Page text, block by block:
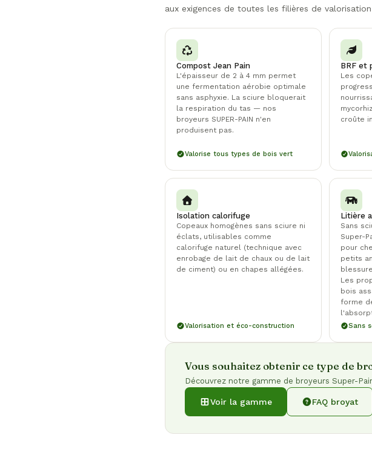
aux exigences de toutes les filières de
Compost Jean Pain
L'épaisseur de 2 à 4 mm permet
une fermentation aérobie optimale
sans asphyxie. La sciure bloquerait
la respiration du tas — nos
broyeurs SUPER-PAIN n'en
produisent pas.
Valorise tous types de bois vert
BRF et
Les
croûte
Isolation calorifuge
Copeaux homogènes sans sciure ni
éclats, utilisables comme
calorifuge naturel (technique avec
enrobage de lait de chaux ou de lait
de ciment) ou en chapes allégées.
Valorisation et éco-construction
Litière
Sans
Super-
pour
petits
Les
bois
forme
Sans
Vous souhaitez obtenir ce type de
Découvrez notre gamme de broyeurs Super-
Voir la gamme FAQ broyat